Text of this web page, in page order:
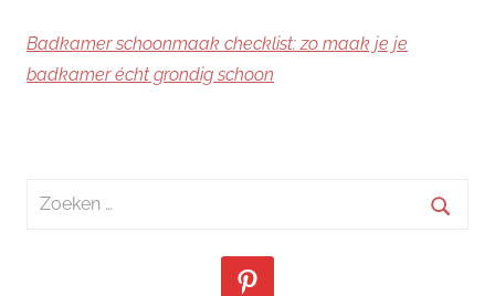
Badkamer schoonmaak checklist: zo maak je je
badkamer écht grondig schoon
Zoeken